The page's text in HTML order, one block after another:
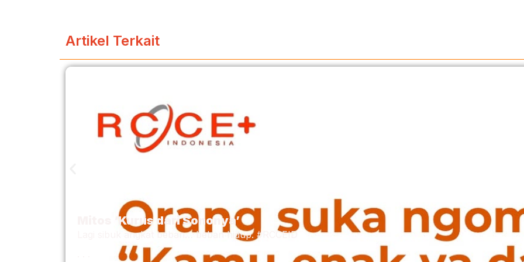
Artikel Terkait
Mitos ‘Kurus dari Sononya’
Lagi sibuk angkat beban… beban hidup. #RCCEID